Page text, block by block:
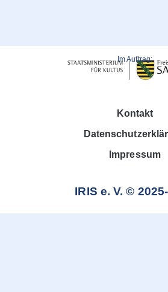
Im Auftrag:
Kontakt
Impressum
IRIS e. V. ©